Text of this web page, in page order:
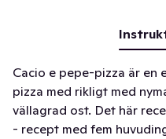
Cacio e pepe-pizza är en
pizza med rikligt med
vällagrad ost. Det här
- recept med fem